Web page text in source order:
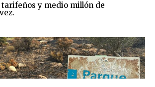
tarifeños y medio millón de